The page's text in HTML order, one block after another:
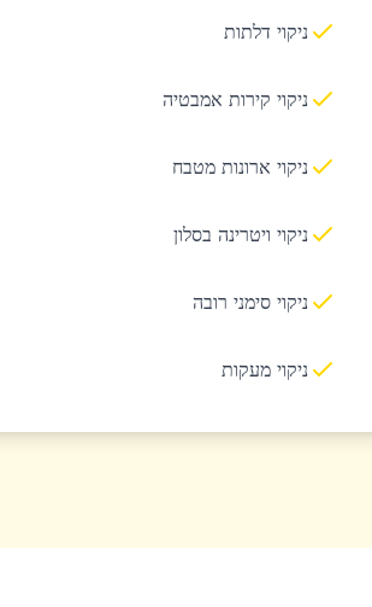
ניקוי דלתות
ניקוי קירות אמבטיה
ניקוי ארונות מטבח
ניקוי ויטרינה בסלון
ניקוי סימני רובה
ניקוי מעקות